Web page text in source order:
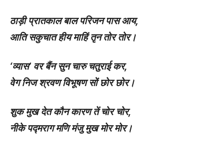
ठाड़ी प्रातकाल बाल परिजन पास आय,
आति सकुचात हीय माहिं तृन तोर तोर।
‘व्यास’ वर बैंन सुन चारु चतुराई कर,
वेग निज श्रवण विभूषण सों छोर छोर।
शुक मुख देत कौन कारण तें चोर चोर,
नीके पद्मराग मणि मंजु मुख मोर मोर।